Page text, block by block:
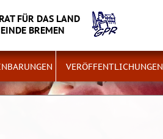
FÜR DAS LAND
BREMEN
VERÖFFENTLICHUNGEN